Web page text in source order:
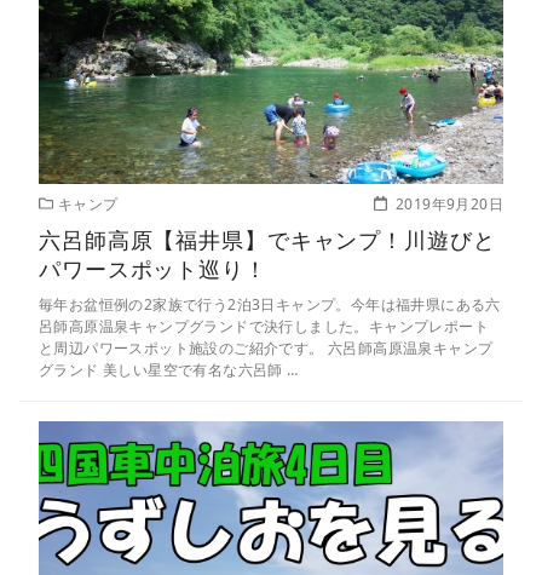
キャンプ 2019年9月20日
六呂師高原【福井県】でキャンプ！川遊びと
パワースポット巡り！
毎年お盆恒例の2家族で行う2泊3日キャンプ。今年は福井県にある六
呂師高原温泉キャンプグランドで決行しました。キャンプレポート
と周辺パワースポット施設のご紹介です。 六呂師高原温泉キャンプ
グランド 美しい星空で有名な六呂師 …